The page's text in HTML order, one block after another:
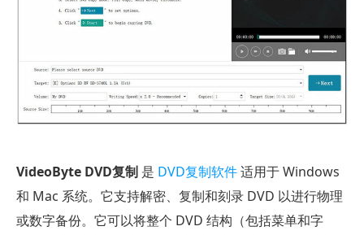
2
分。
主
要
和
功
能
VideoByte DVD复制 是 DVD复制软件适用于 Windows
和 Mac 系统。它支持解密、复制和刻录 DVD 以进行物理
或数字备份。它可以将整个 DVD 结构（包括菜单和字